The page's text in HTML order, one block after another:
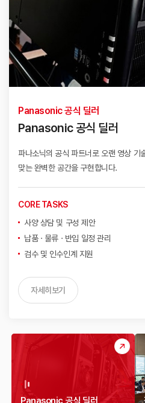
Panasonic 공식 딜러
Panasonic 공식 딜러
파나소닉의 공식 파트너로 오랜 영상 기
맞는 완벽한 공간을 구현합니다.
CORE TASKS
사양 상담 및 구성 제안
납품 · 물류 · 반입 일정 관리
검수 및 인수인계 지원
자세히보기
Panasonic 공식 딜러